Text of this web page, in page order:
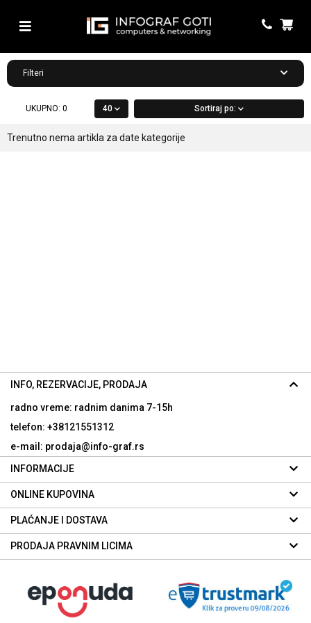
Filteri
UKUPNO: 0 40 Sortiraj po:
Trenutno nema artikla za date kategorije
INFO, REZERVACIJE, PRODAJA
radno vreme: radnim danima 7-15h
telefon: +38121551312
e-mail: prodaja@info-graf.rs
INFORMACIJE
ONLINE KUPOVINA
PLAĆANJE I DOSTAVA
PRODAJA PRAVNIM LICIMA